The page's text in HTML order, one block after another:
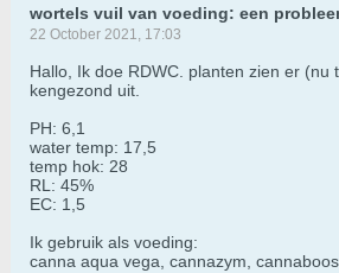
wortels vuil van voeding: een
22 October 2021, 17:03
Hallo, Ik doe RDWC. planten zien er (nu
kengezond uit.
PH: 6,1
water temp: 17,5
temp hok: 28
RL: 45%
EC: 1,5
Ik gebruik als voeding:
canna aqua vega, cannazym,